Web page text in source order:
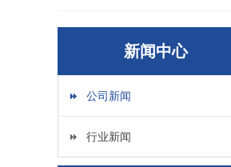
新闻中心
公司新闻
行业新闻